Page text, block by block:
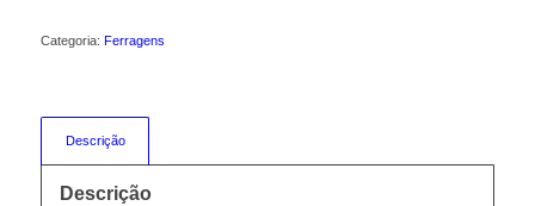
Categoria: Ferragens
Descrição
Descrição